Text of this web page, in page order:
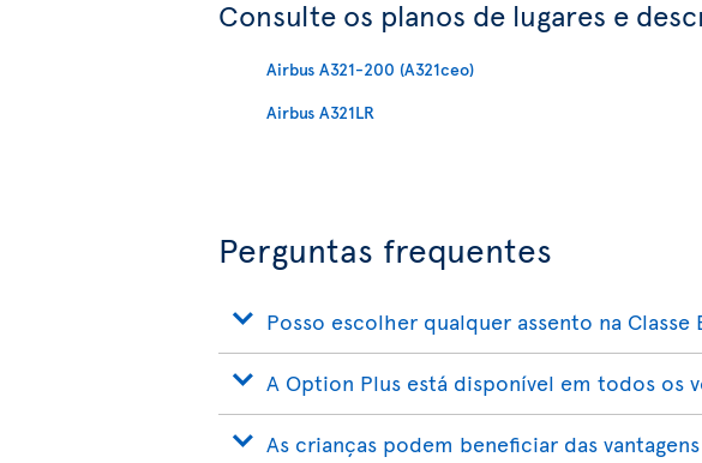
Consulte os planos de lugares e
Airbus A321-200 (A321ceo)
Airbus A321LR
Perguntas frequentes
Posso escolher qualquer assento na
A Option Plus está disponível em todos os
As crianças podem beneficiar das